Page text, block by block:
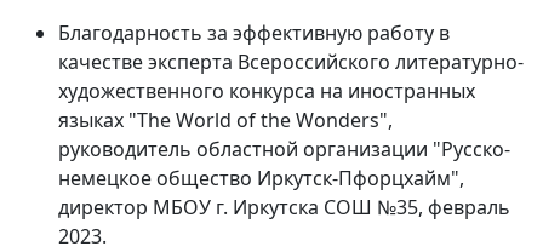
Благодарность за эффективную работу в
качестве эксперта Всероссийского литературно-
художественного конкурса на иностранных
языках "The World of the Wonders",
руководитель областной организации "Русско-
немецкое общество Иркутск-Пфорцхайм",
директор МБОУ г. Иркутска СОШ №35, февраль
2023.